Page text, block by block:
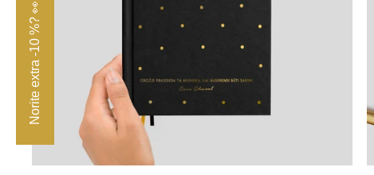
Norite extra -10 %? 👀